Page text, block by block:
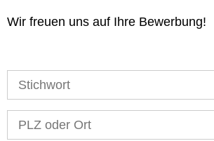
Wir freuen uns auf Ihre Bewerbung!